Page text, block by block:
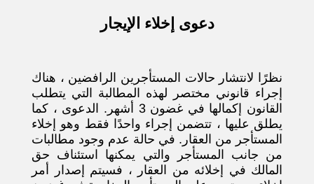
دعوى إخلاء الإيجار
نظرًا لانتشار حالات المستأجرين الرافضين ، هناك
إجراء قانوني مختصر لهذه المطالبة التي يتطلب
القانون إكمالها في غضون 3 أشهر. الدعوى ، كما
يطلق عليها ، تتضمن إجراء واحدًا فقط وهو إخلاء
المستأجر من العقار. في حالة عدم وجود مطالبات
من جانب المستأجر والتي يمكنها استئناف حق
المالك في إخلائه من العقار ، فسيتم إصدار أمر